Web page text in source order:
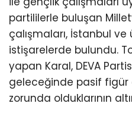
partililerle buluşan
çalışmaları, İstanbul
istişarelerde bulundu.
yapan Karal, DEVA
geleceğinde pasif figür
zorunda olduklarının